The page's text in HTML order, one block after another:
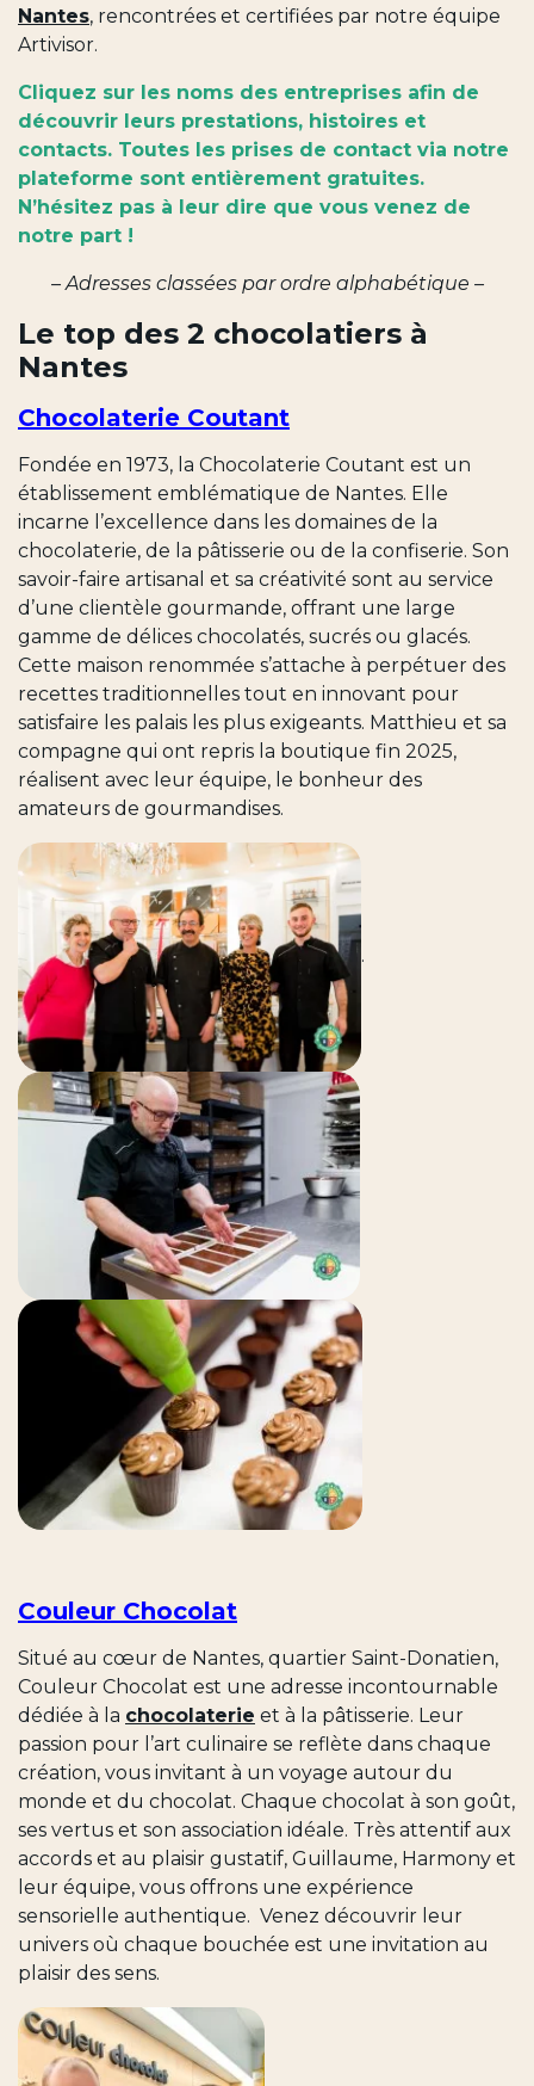
Nantes, rencontrées et certifiées par notre équipe
Artivisor.
Cliquez sur les noms des entreprises afin de
découvrir leurs prestations, histoires et
contacts. Toutes les prises de contact via notre
plateforme sont entièrement gratuites.
N’hésitez pas à leur dire que vous venez de
notre part !
– Adresses classées par ordre alphabétique –
Le top des 2 chocolatiers à
Nantes
Chocolaterie Coutant
Fondée en 1973, la Chocolaterie Coutant est un
établissement emblématique de Nantes. Elle
incarne l’excellence dans les domaines de la
chocolaterie, de la pâtisserie ou de la confiserie. Son
savoir-faire artisanal et sa créativité sont au service
d’une clientèle gourmande, offrant une large
gamme de délices chocolatés, sucrés ou glacés.
Cette maison renommée s’attache à perpétuer des
recettes traditionnelles tout en innovant pour
satisfaire les palais les plus exigeants. Matthieu et sa
compagne qui ont repris la boutique fin 2025,
réalisent avec leur équipe, le bonheur des
amateurs de gourmandises.
.
Couleur Chocolat
Situé au cœur de Nantes, quartier Saint-Donatien,
Couleur Chocolat est une adresse incontournable
dédiée à la chocolaterie et à la pâtisserie. Leur
passion pour l’art culinaire se reflète dans chaque
création, vous invitant à un voyage autour du
monde et du chocolat. Chaque chocolat à son goût,
ses vertus et son association idéale. Très attentif aux
accords et au plaisir gustatif, Guillaume, Harmony et
leur équipe, vous offrons une expérience
sensorielle authentique. Venez découvrir leur
univers où chaque bouchée est une invitation au
plaisir des sens.